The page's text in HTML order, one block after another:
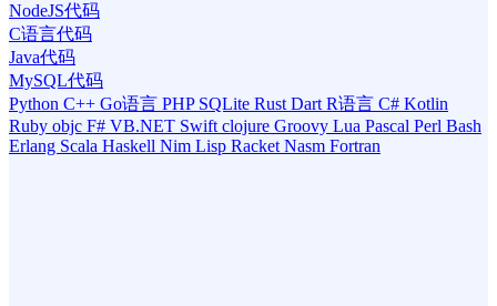
NodeJS代码
C语言代码
Java代码
MySQL代码
Python C++ Go语言 PHP SQLite Rust Dart R语言 C# Kotlin
Ruby objc F# VB.NET Swift clojure Groovy Lua Pascal Perl Bash
Erlang Scala Haskell Nim Lisp Racket Nasm Fortran